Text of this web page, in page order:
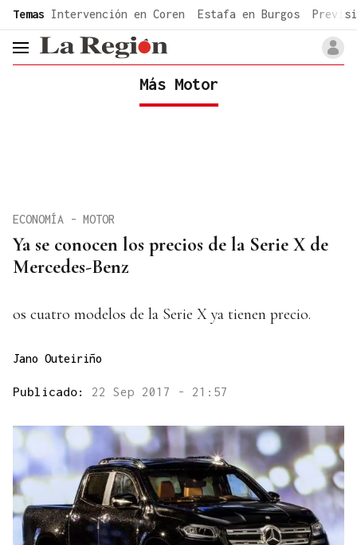
common.go-to-content
Temas Intervención en Coren Estafa en Burgos
header.menu.open
Más Motor
Ya se conocen los precios de la Serie X de
Mercedes-Benz
ECONOMÍA - MOTOR
os cuatro modelos de la Serie X ya tienen precio.
Jano Outeiriño
Publicado: 22 Sep 2017 - 21:57